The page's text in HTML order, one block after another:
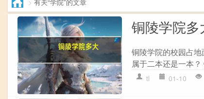
铜陵学院多
铜陵学院的校园占
属于二本还是一本
tl 01-10